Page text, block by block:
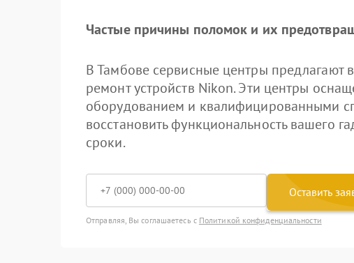
Частые причины поломок и их
В Тамбове сервисные центры предлагают
ремонт устройств Nikon. Эти центры
оборудованием и квалифицированными
восстановить функциональность вашего
сроки.
Оставить
Отправляя, Вы соглашаетесь с Политикой конфиденциальности